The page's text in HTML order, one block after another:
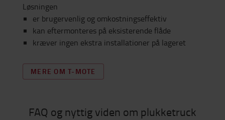
Løsningen
er brugervenlig og omkostningseffektiv
kan eftermonteres på eksisterende flåde
kræver ingen ekstra installationer på lageret
MERE OM T-MOTE
FAQ og nyttig viden om plukketruck